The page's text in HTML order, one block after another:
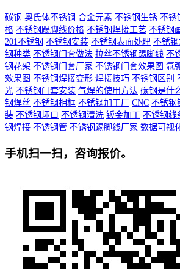
碳钢 奥氏体不锈钢 合金元素 不锈钢生锈 不锈
格 不锈钢踢脚线价格 不锈钢焊接工艺 不锈钢
201不锈钢 不锈钢安装 不锈钢表面处理 不锈
钢种类 不锈钢门套做法 拉丝不锈钢踢脚线 不
钢花架 不锈钢门套厂家 不锈钢门套效果图 氩
效果图 不锈钢焊接变形 焊接技巧 不锈钢区别
光 不锈钢门套安装 气焊的使用方法 碳钢是什
钢焊丝 不锈钢相框 不锈钢加工厂 CNC 不锈钢
装 不锈钢垭口 不锈钢清洗 钣金加工 不锈钢线
钢焊接 不锈钢管 不锈钢踢脚线厂家 数据可视
手机扫一扫，咨询报价。